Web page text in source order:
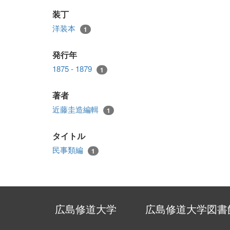
装丁
洋装本 1
発行年
1875 - 1879 1
著者
近藤圭造編輯 1
タイトル
民事類編 1
広島修道大学 広島修道大学図